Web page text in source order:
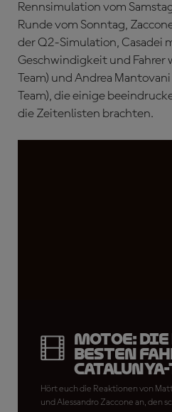
Rennsimulation vom
Runde vom Sonntag,
der Q2-Simulation, Casadei
Geschwindigkeit und Fahrer
Team) und Andrea
Team), die einige
die Zeitenlisten brachten.
MotoE:
besten
Hört euch die Reaktionen von
und Alessandro Zaccone an, den